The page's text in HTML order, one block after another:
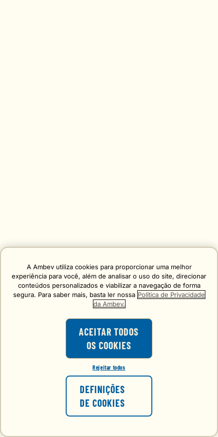
A Ambev utiliza cookies para proporcionar uma melhor
experiência para você, além de analisar o uso do site, direcionar
conteúdos personalizados e viabilizar a navegação de forma
segura. Para saber mais, basta ler nossa Política de Privacidade
da Ambev.
ACEITAR TODOS
OS COOKIES
Rejeitar todos
DEFINIÇÕES
DE COOKIES